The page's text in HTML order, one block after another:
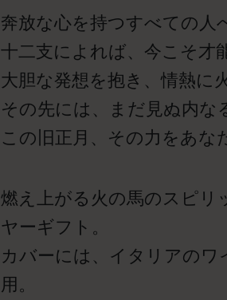
奔放な心を持つすべての人
十二支によれば、今こそ才
大胆な発想を抱き、情熱に
その先には、まだ見ぬ内な
この旧正月、その力をあな
燃え上がる火の馬のスピリ
ヤーギフト。
カバーには、イタリアのワ
用。